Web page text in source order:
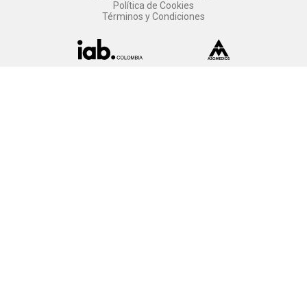
Política de Cookies
Términos y Condiciones